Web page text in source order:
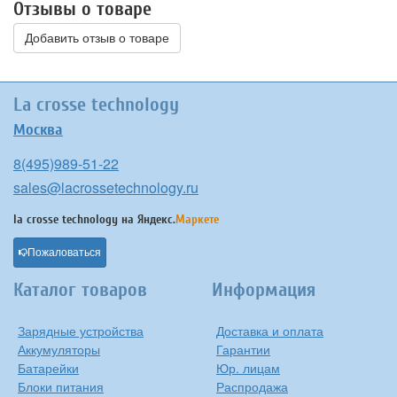
Отзывы о товаре
Добавить отзыв о товаре
La crosse technology
Москва
8(495)989-51-22
sales@lacrossetechnology.ru
la crosse technology на Яндекс.Маркете
Пожаловаться
Каталог товаров
Зарядные устройства
Аккумуляторы
Батарейки
Блоки питания
Информация
Доставка и оплата
Гарантии
Юр. лицам
Распродажа